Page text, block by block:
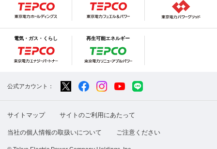
電気・ガス・くらし 再生可能エネルギー
公式アカウント：
サイトマップ サイトのご利用にあたって
当社の個人情報の取扱いについて ご注意ください